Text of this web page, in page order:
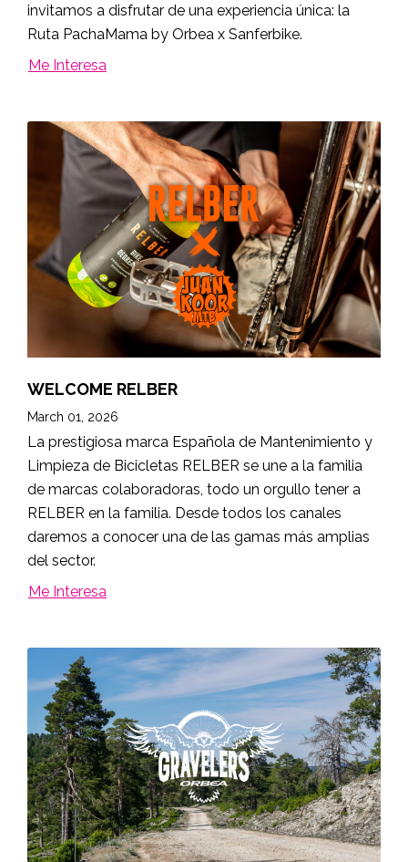
invitamos a disfrutar de una experiencia única: la
Ruta PachaMama by Orbea x Sanferbike.
Me Interesa
WELCOME RELBER
March 01, 2026
La prestigiosa marca Española de Mantenimiento y
Limpieza de Bicicletas RELBER se une a la familia
de marcas colaboradoras, todo un orgullo tener a
RELBER en la familia. Desde todos los canales
daremos a conocer una de las gamas más amplias
del sector.
Me Interesa